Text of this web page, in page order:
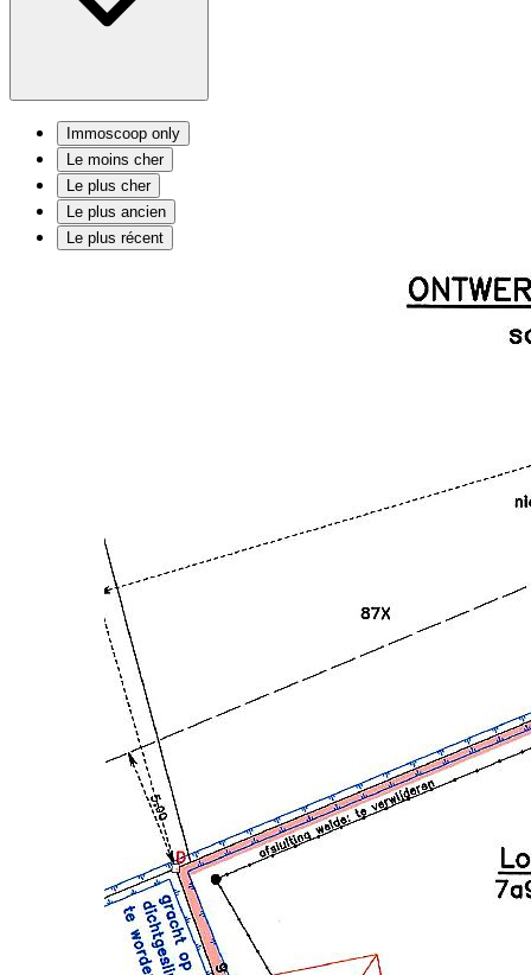
Immoscoop only
Le moins cher
Le plus cher
Le plus ancien
Le plus récent